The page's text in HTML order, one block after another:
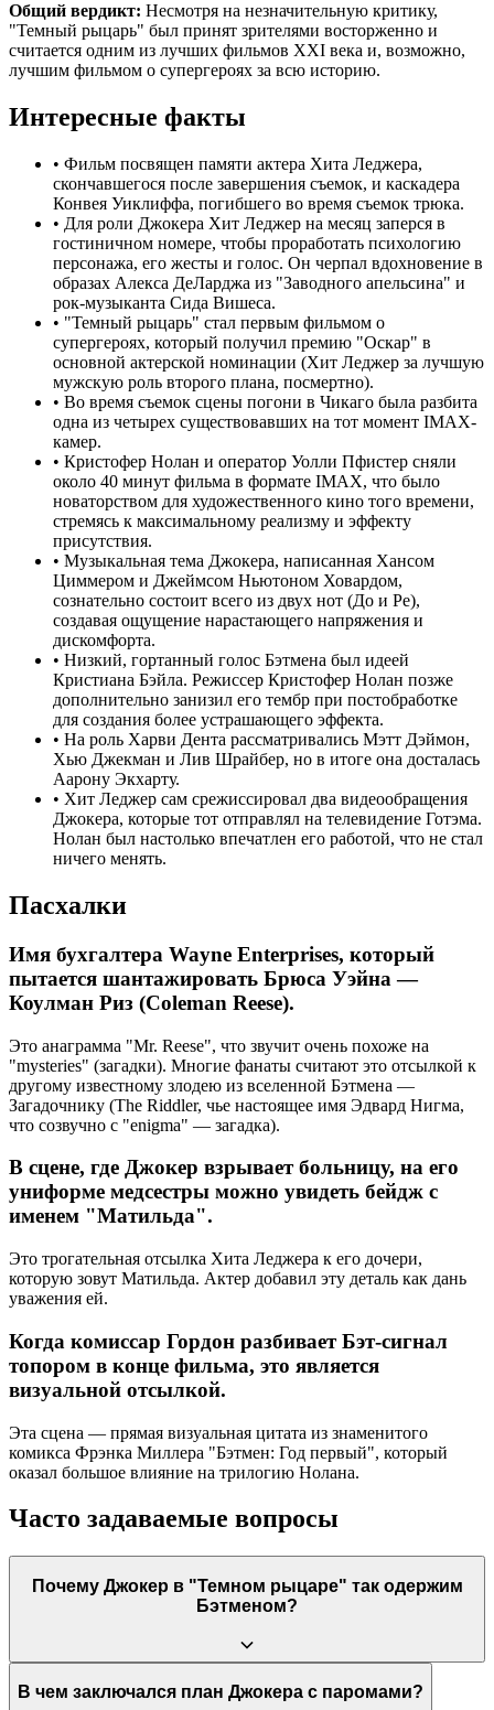
Общий вердикт: Несмотря на незначительную критику,
"Темный рыцарь" был принят зрителями восторженно и
считается одним из лучших фильмов XXI века и, возможно,
лучшим фильмом о супергероях за всю историю.
Интересные факты
• Фильм посвящен памяти актера Хита Леджера,
скончавшегося после завершения съемок, и каскадера
Конвея Уиклиффа, погибшего во время съемок трюка.
• Для роли Джокера Хит Леджер на месяц заперся в
гостиничном номере, чтобы проработать психологию
персонажа, его жесты и голос. Он черпал вдохновение в
образах Алекса ДеЛарджа из "Заводного апельсина" и
рок-музыканта Сида Вишеса.
• "Темный рыцарь" стал первым фильмом о
супергероях, который получил премию "Оскар" в
основной актерской номинации (Хит Леджер за лучшую
мужскую роль второго плана, посмертно).
• Во время съемок сцены погони в Чикаго была разбита
одна из четырех существовавших на тот момент IMAX-
камер.
• Кристофер Нолан и оператор Уолли Пфистер сняли
около 40 минут фильма в формате IMAX, что было
новаторством для художественного кино того времени,
стремясь к максимальному реализму и эффекту
присутствия.
• Музыкальная тема Джокера, написанная Хансом
Циммером и Джеймсом Ньютоном Ховардом,
сознательно состоит всего из двух нот (До и Ре),
создавая ощущение нарастающего напряжения и
дискомфорта.
• Низкий, гортанный голос Бэтмена был идеей
Кристиана Бэйла. Режиссер Кристофер Нолан позже
дополнительно занизил его тембр при постобработке
для создания более устрашающего эффекта.
• На роль Харви Дента рассматривались Мэтт Дэймон,
Хью Джекман и Лив Шрайбер, но в итоге она досталась
Аарону Экхарту.
• Хит Леджер сам срежиссировал два видеообращения
Джокера, которые тот отправлял на телевидение Готэма.
Нолан был настолько впечатлен его работой, что не стал
ничего менять.
Пасхалки
Имя бухгалтера Wayne Enterprises, который
пытается шантажировать Брюса Уэйна —
Коулман Риз (Coleman Reese).
Это анаграмма "Mr. Reese", что звучит очень похоже на
"mysteries" (загадки). Многие фанаты считают это отсылкой к
другому известному злодею из вселенной Бэтмена —
Загадочнику (The Riddler, чье настоящее имя Эдвард Нигма,
что созвучно с "enigma" — загадка).
В сцене, где Джокер взрывает больницу, на его
униформе медсестры можно увидеть бейдж с
именем "Матильда".
Это трогательная отсылка Хита Леджера к его дочери,
которую зовут Матильда. Актер добавил эту деталь как дань
уважения ей.
Когда комиссар Гордон разбивает Бэт-сигнал
топором в конце фильма, это является
визуальной отсылкой.
Эта сцена — прямая визуальная цитата из знаменитого
комикса Фрэнка Миллера "Бэтмен: Год первый", который
оказал большое влияние на трилогию Нолана.
Часто задаваемые вопросы
Почему Джокер в "Темном рыцаре" так одержим
Бэтменом?
Джокер видит в Бэтмене родственную душу, но с
В чем заключался план Джокера с паромами?